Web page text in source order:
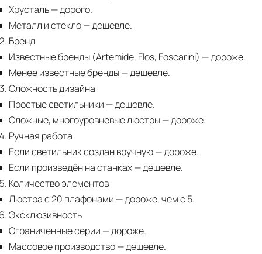
Хрусталь— дорого.
Металл и стекло— дешевле.
Бренд
Известные бренды (Artemide, Flos, Foscarini) — дороже.
Менее известные бренды— дешевле.
Сложность дизайна
Простые светильники — дешевле.
Сложные, многоуровневые люстры— дороже.
Ручная работа
Если светильник создан вручную— дороже.
Если произведён на станках— дешевле.
Количество элементов
Люстра с 20 плафонами — дороже, чем с 5.
Эксклюзивность
Ограниченные серии — дороже.
Массовое производство— дешевле.